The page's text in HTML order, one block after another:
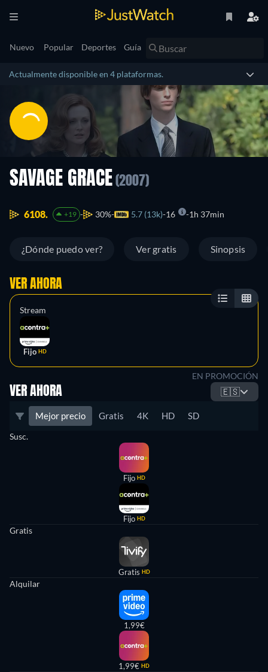
Nuevo Popular Deportes Guía
Actualmente disponible en 4 plataformas.
SAVAGE GRACE (2007)
6108. +19 30% 5.7 (13k) 16 1h 37min
¿Dónde puedo ver? Ver gratis Sinopsis
VER AHORA
Stream
Fijo HD
EN PROMOCIÓN
VER AHORA 🇪🇸
Mejor precio Gratis 4K HD SD
Susc.
Fijo HD
Fijo HD
Gratis
Gratis HD
Alquilar
1,99€
1,99€ HD